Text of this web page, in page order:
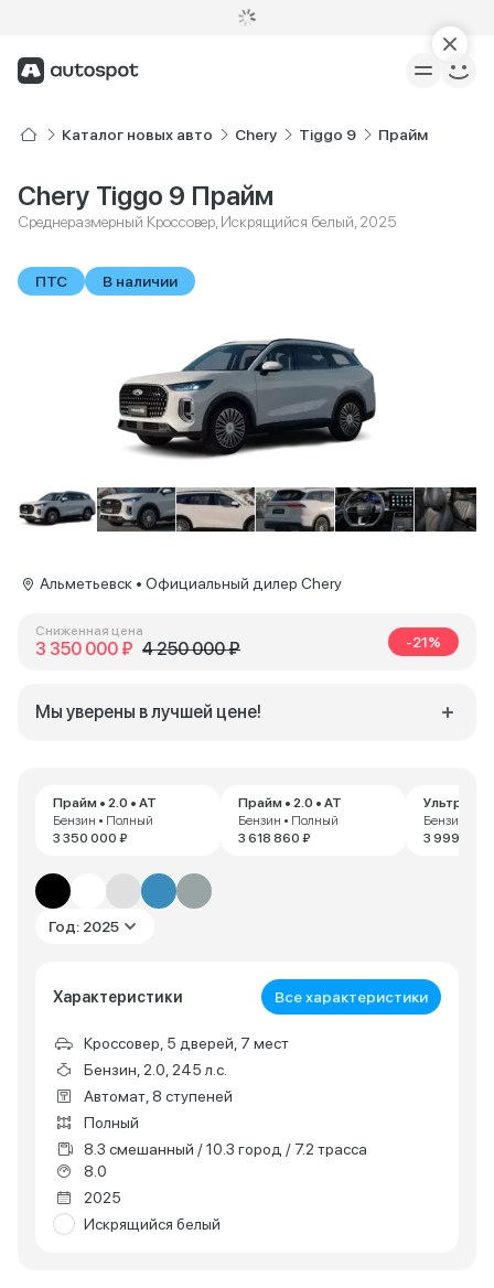
Каталог новых авто Chery Tiggo 9 Прайм
Chery Tiggo 9 Прайм
Среднеразмерный Кроссовер, Искрящийся белый, 2025
ПТС В наличии
Прайм • 2.0 • AT
Бензин • Полный
3 350 000 ₽
Прайм • 2.0 • AT
Бензин • Полный
3 618 860 ₽
Ультра •
Бензин •
3 999 000
Год: 2025
Характеристики Все характеристики
Кроссовер, 5 дверей, 7 мест
Бензин, 2.0, 245 л.с.
Автомат, 8 ступеней
Полный
8.3 смешанный / 10.3 город / 7.2 трасса
8.0
2025
Искрящийся белый
Альметьевск • Официальный дилер Chery
Сниженная цена
3 350 000 ₽ 4 250 000 ₽ -21%
Мы уверены в лучшей цене!